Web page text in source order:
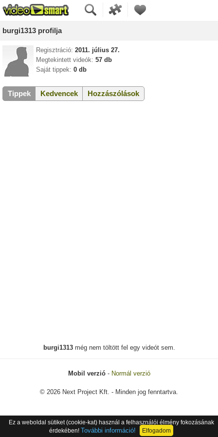
burgi1313 profilja
Regisztráció: 2011. július 27.
Megtekintett videók: 57 db
Saját tippek: 0 db
Tippek Kedvencek Hozzászólások
burgi1313még nem töltött fel egy videót sem.
Mobil verzió- Normál verzió
© 2026 Next Project Kft. - Minden jog fenntartva.
Ez a weboldal sütiket (cookie-kat) használ a felhasználói élmény fokozásának
érdekében! További információ! Elfogadom